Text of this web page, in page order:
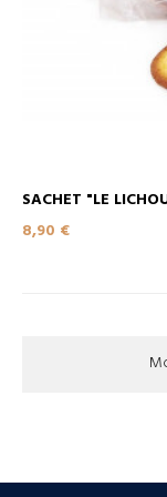
SACHET "LE
Prix
8,90 €